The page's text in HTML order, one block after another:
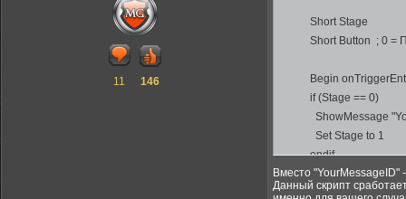
11 146
Short Stage
Short Button ; 0 =
Begin
if (Stage == 0)
ShowMessage
Set Stage to 1
endif
End
Вместо
Данный скрипт